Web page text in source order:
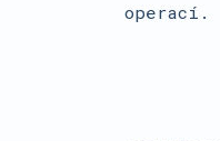
operací.